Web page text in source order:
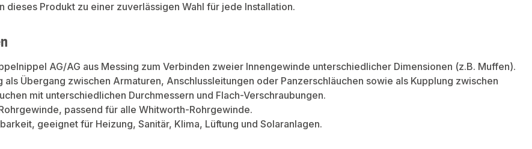
dieses Produkt zu einer zuverlässigen Wahl für jede Installation.
AG/AG aus Messing zum Verbinden zweier Innengewinde unterschiedlicher Dimensionen (z.B. Muffen).
als Übergang zwischen Armaturen, Anschlussleitungen oder Panzerschläuchen sowie als Kupplung zwischen
mit unterschiedlichen Durchmessern und Flach-Verschraubungen.
passend für alle Whitworth-Rohrgewinde.
geeignet für Heizung, Sanitär, Klima, Lüftung und Solaranlagen.